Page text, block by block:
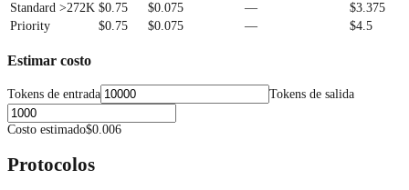
Standard >272K $0.75 $0.075 —
$3.375
Priority
$0.75 $0.075 — $4.5
Estimar costo
Tokens de entrada Tokens de salida
Costo estimado$0.006
Protocolos